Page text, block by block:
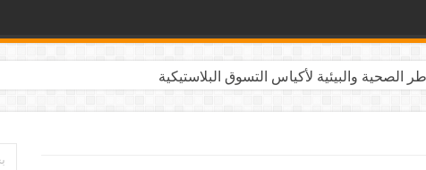
الصحية والبيئية لأكياس التسوق البلاستيكية